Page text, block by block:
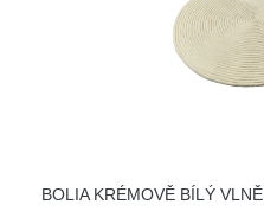
BOLIA KRÉMOVĚ BÍLÝ